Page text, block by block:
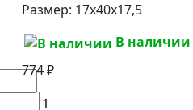
Размер: 17x40x17,5
В наличии
774 ₽